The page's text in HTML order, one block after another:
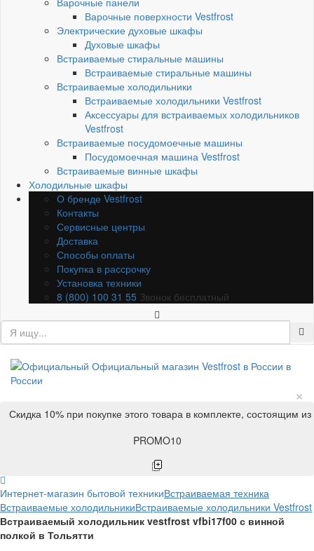
Варочные поверхности Vestfrost
Электрические духовые шкафы
Духовые шкафы
Встраиваемые стиральные машины
Встраиваемые стиральные машины
Встраиваемые холодильники
Встраиваемые холодильники Vestfrost
Аксессуары для встраиваемых холодильников
Vestfrost
Встраиваемые посудомоечные машины
Посудомоечная машина Vestfrost
Встраиваемые винные шкафы
Холодильные шкафы
О бренде Vestfrost
Контакты
Сервисные центры
Доставка
Способы оплаты
Покупка в рассрочку
Установка техники
8 (800) 100 31 55 Звонок бесплатный
×
Скидка 10% при покупке этого товара в комплекте, состоящим
PROMO10
Интернет-магазин бытовой техникиВстраиваемая техника
Встраиваемые холодильникиВстраиваемые холодильники Vestfrost
Встраиваемый холодильник vestfrost vfbi17f00 с винной
полкой в Тольятти